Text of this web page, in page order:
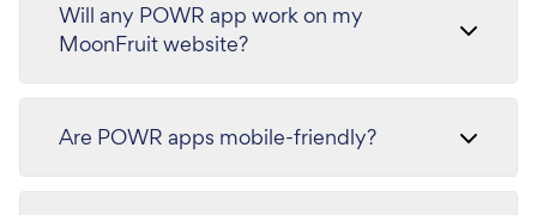
Will any POWR app work on my
MoonFruit website?
Are POWR apps mobile-friendly?